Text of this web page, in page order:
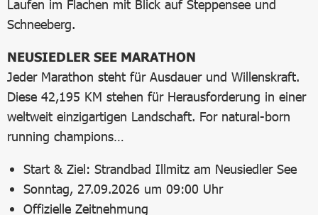
Laufen im Flachen mit Blick auf Steppensee und
Schneeberg.
NEUSIEDLER SEE MARATHON
Jeder Marathon steht für Ausdauer und Willenskraft.
Diese 42,195 KM stehen für Herausforderung in einer
weltweit einzigartigen Landschaft. For natural-born
running champions…
Start & Ziel: Strandbad Illmitz am Neusiedler See
Sonntag, 27.09.2026 um 09:00 Uhr
Offizielle Zeitnehmung